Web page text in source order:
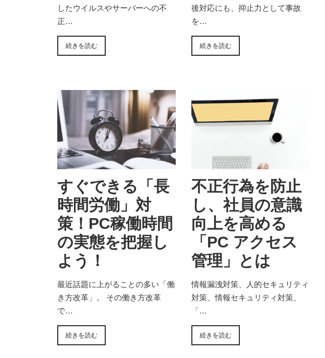
したウイルスやサーバーへの不
正…
続きを読む
後対応にも、抑止力として事故
を…
続きを読む
すぐできる「長
時間労働」対
策！PC稼働時間
の実態を把握し
よう！
最近話題に上がることの多い「働
き方改革」。 その働き方改革
で…
続きを読む
不正行為を防止
し、社員の意識
向上を高める
「PC アクセス
管理」とは
情報漏洩対策、人的セキュリティ
対策、情報セキュリティ対策、
「…
続きを読む